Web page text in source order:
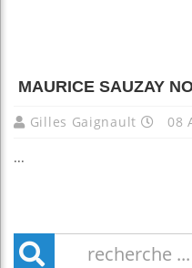
MAURICE SAUZAY
Gilles Gaignault 08
...